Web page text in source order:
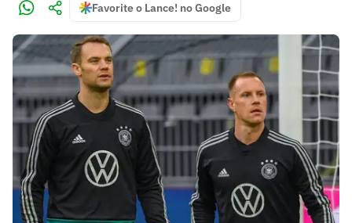
Favorite o Lance! no Google